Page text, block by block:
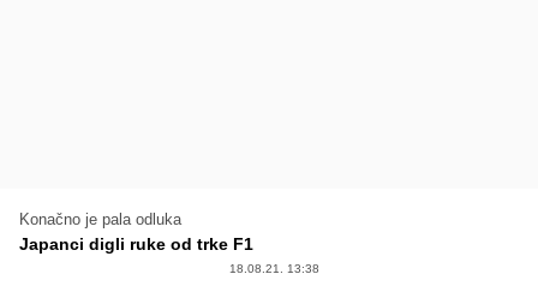
Konačno je pala odluka
Japanci digli ruke od trke F1
18.08.21. 13:38